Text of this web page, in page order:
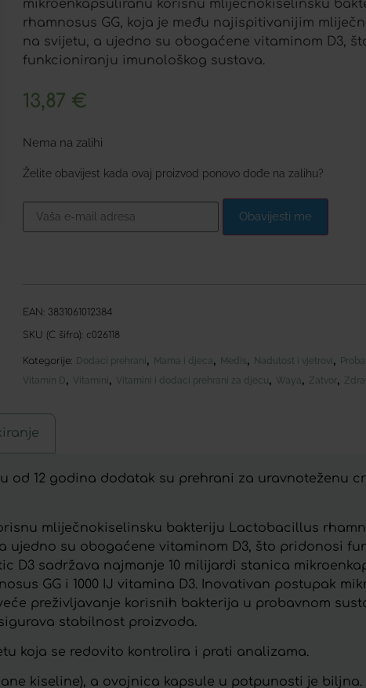
mikroenkapsuliranu korisnu mliječnokiselinsku
rhamnosus GG, koja je među najispitivanijim
na svijetu, a ujedno su obogaćene vitaminom D3,
funkcioniranju imunološkog sustava.
13,87 €
Nema na zalihi
Želite obavijest kada ovaj proizvod ponovo dođe na zalihu?
Obavijesti me
EAN: 3831061012384
SKU (C šifra): c026118
Kategorije: Dodaci prehrani, Mama i djeca, Medis, Nadutost i vjetrovi,
Vitamin D, Vitamini, Vitamini i dodaci prehrani za djecu, Waya, Zatvor,
od 12 godina dodatak su prehrani za uravnoteženu
mliječnokiselinsku bakteriju Lactobacillus
ujedno su obogaćene vitaminom D3, što pridonosi
D3 sadržava najmanje 10 milijardi stanica
GG i 1000 IJ vitamina D3. Inovativan postupak
preživljavanje korisnih bakterija u probavnom
stabilnost proizvoda.
koja se redovito kontrolira i prati analizama.
kiseline), a ovojnica kapsule u potpunosti je biljna.